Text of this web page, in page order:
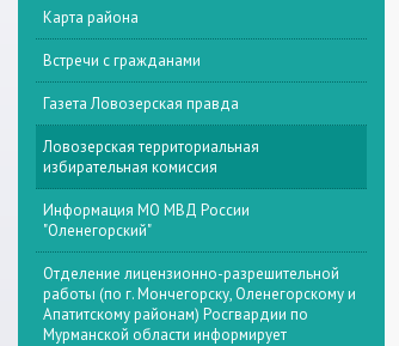
Карта района
Встречи с гражданами
Газета Ловозерская правда
Ловозерская территориальная
избирательная комиссия
Информация МО МВД России
"Оленегорский"
Отделение лицензионно-разрешительной
работы (по г. Мончегорску, Оленегорскому и
Апатитскому районам) Росгвардии по
Мурманской области информирует